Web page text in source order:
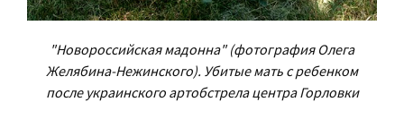
"Новороссийская мадонна" (фотография Олега
Желябина-Нежинского). Убитые мать с ребенком
после украинского артобстрела центра Горловки